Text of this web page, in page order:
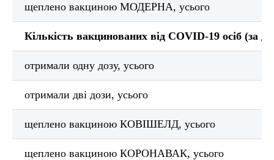
щеплено вакциною МОДЕРНА, усього
Кількість вакцинованих від COVID-19 осіб (за
отримали одну дозу, усього
отримали дві дози, усього
щеплено вакциною КОВІШЕЛД, усього
щеплено вакциною КОРОНАВАК, усього